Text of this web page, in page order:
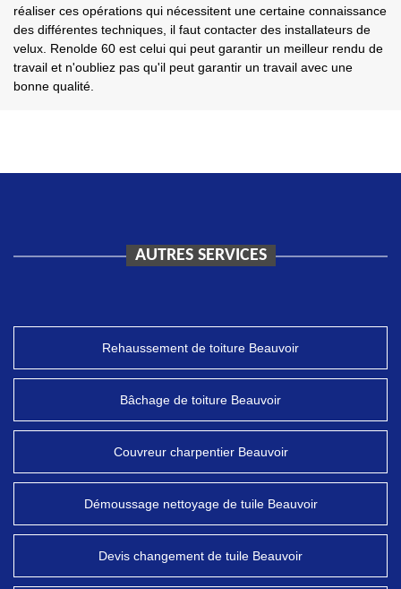
réaliser ces opérations qui nécessitent une certaine connaissance
des différentes techniques, il faut contacter des installateurs de
velux. Renolde 60 est celui qui peut garantir un meilleur rendu de
travail et n'oubliez pas qu'il peut garantir un travail avec une
bonne qualité.
AUTRES SERVICES
Rehaussement de toiture Beauvoir
Bâchage de toiture Beauvoir
Couvreur charpentier Beauvoir
Démoussage nettoyage de tuile Beauvoir
Devis changement de tuile Beauvoir